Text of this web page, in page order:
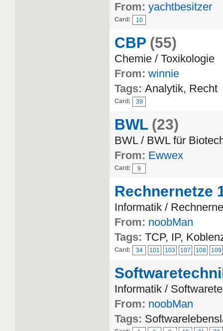
From: yachtbesitzer
Card: 10
CBP (55)
Chemie / Toxikologie
From: winnie
Tags: Analytik, Recht
Card: 39
BWL (23)
BWL / BWL für
From: Ewwex
Card: 9
Rechnernetze
Informatik /
From: noobMan
Tags: TCP, IP,
Card: 34 101 103 107 108 109
Informatik /
From: noobMan
Tags: